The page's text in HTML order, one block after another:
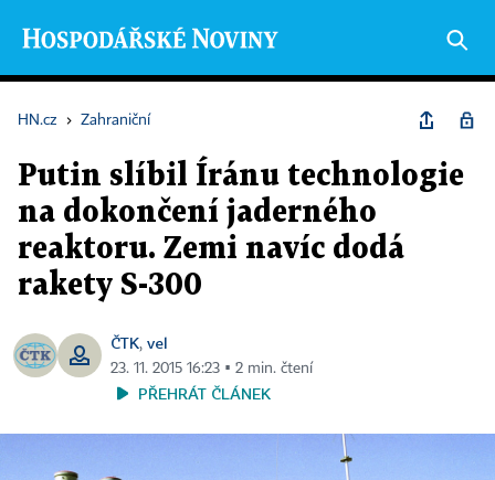
HN.cz › Zahraniční
Putin slíbil Íránu technologie
na dokončení jaderného
reaktoru. Zemi navíc dodá
rakety S-300
ČTK, vel
23. 11. 2015 16:23 ▪ 2 min. čtení
PŘEHRÁT ČLÁNEK